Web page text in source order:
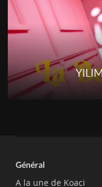
Général
A la une de Koaci